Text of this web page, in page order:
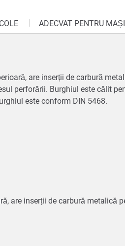
ADECVAT PENTRU
are inserții de carbură
perforării. Burghiul este călit
este conform DIN 5468.
are inserții de carbură metalică